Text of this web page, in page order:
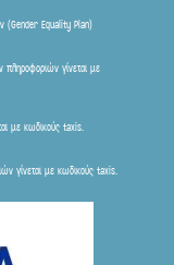
(Gender Equality Plan)
γίνεται με
με κωδικούς taxis.
γίνεται με κωδικούς taxis.